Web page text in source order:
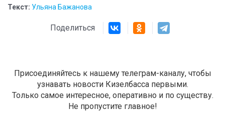
Текст: Ульяна Бажанова
Поделиться
Присоединяйтесь к нашему телеграм-каналу, чтобы
узнавать новости Кизелбасса первыми.
Только самое интересное, оперативно и по существу.
Не пропустите главное!